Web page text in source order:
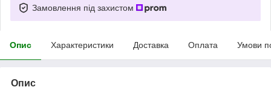
Замовлення під захистом
Опис Характеристики Доставка Оплата Умови
Опис